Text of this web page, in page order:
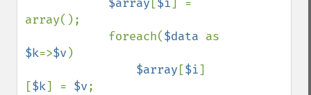
$array $i ] =
array();
            foreach(
$data
$k=>$v)
$array [$i]
[$k] = $v;